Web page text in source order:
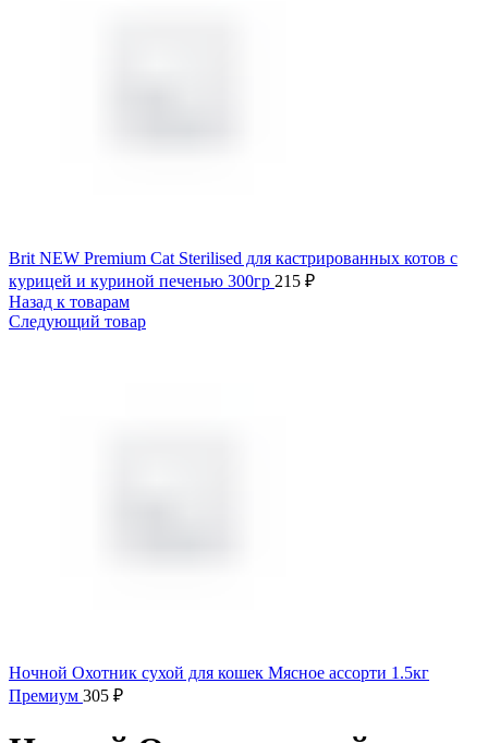
Brit NEW Premium Cat Sterilised для кастрированных котов с
курицей и куриной печенью 300гр 215 ₽
Назад к товарам
Следующий товар
Ночной Охотник сухой для кошек Мясное ассорти 1.5кг
Премиум 305 ₽